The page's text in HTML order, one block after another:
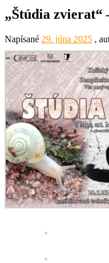
„Štúdia zvierat“
Napísané 29. júna 2025 ,